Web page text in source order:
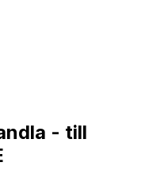
- till